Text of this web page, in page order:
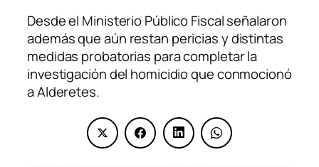
Desde el Ministerio Público Fiscal señalaron
además que aún restan pericias y distintas
medidas probatorias para completar la
investigación del homicidio que conmocionó
a Alderetes.